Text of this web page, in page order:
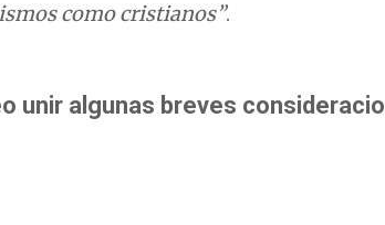
como cristianos”.
unir algunas breves